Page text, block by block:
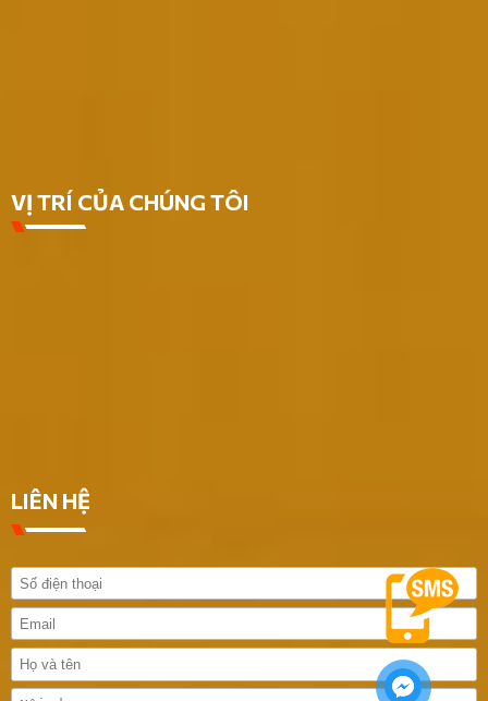
VỊ TRÍ CỦA CHÚNG TÔI
LIÊN HỆ